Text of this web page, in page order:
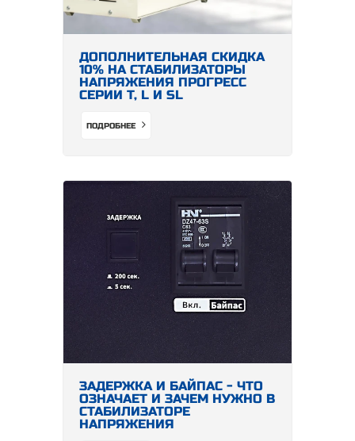
ДОПОЛНИТЕЛЬНАЯ СКИДКА
10% НА СТАБИЛИЗАТОРЫ
НАПРЯЖЕНИЯ ПРОГРЕСС
СЕРИИ Т, L И SL
ПОДРОБНЕЕ
ЗАДЕРЖКА И БАЙПАС - ЧТО
ОЗНАЧАЕТ И ЗАЧЕМ НУЖНО В
СТАБИЛИЗАТОРЕ
НАПРЯЖЕНИЯ